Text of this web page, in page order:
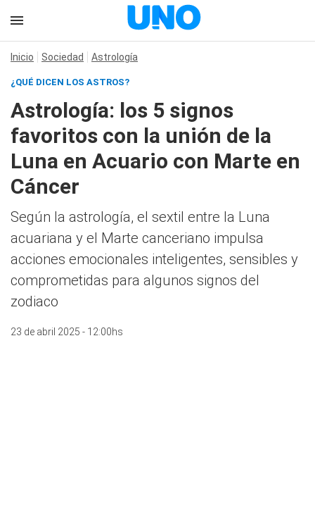
Inicio Sociedad Astrología
¿QUÉ DICEN LOS ASTROS?
Astrología: los 5 signos
favoritos con la unión de la
Luna en Acuario con Marte en
Cáncer
Según la astrología, el sextil entre la Luna
acuariana y el Marte canceriano impulsa
acciones emocionales inteligentes, sensibles y
comprometidas para algunos signos del
zodiaco
23 de abril 2025 - 12:00hs